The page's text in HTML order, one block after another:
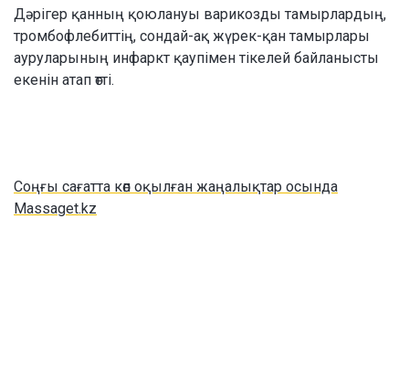
Дәрігер қанның қоюлануы варикозды тамырлардың,
тромбофлебиттің, сондай-ақ жүрек-қан тамырлары
ауруларының инфаркт қаупімен тікелей байланысты
екенін атап өтті.
Соңғы сағатта көп оқылған жаңалықтар осында
Massaget.kz